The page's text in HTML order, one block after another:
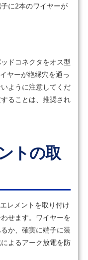
に2本のワイヤーが
ドコネクタをオス型
ヤーが絶縁穴を通っ
ように注意してくだ
ることは、推奨され
トの取
レメントを取り付け
せます。ワイヤーを
か、確実に端子に装
よるアーク放電を防